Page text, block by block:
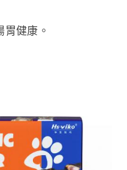
健康。